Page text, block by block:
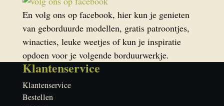
En volg ons op facebook, hier kun je genieten
van geborduurde modellen, gratis patroontjes,
winacties, leuke weetjes of kun je inspiratie
opdoen voor je volgende borduurwerkje.
Klantenservice
Klantenservice
Bestellen